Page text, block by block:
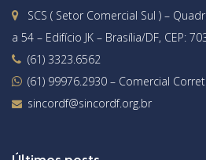
SCS ( Setor Comercial Sul ) –
a 54 – Edifício JK – Brasília/DF, CEP:
(61) 3323.6562
(61) 99976.2930 – Comercial
sincordf@sincordf.org.br